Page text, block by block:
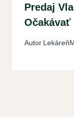
Predaj
Očakávať
Autor